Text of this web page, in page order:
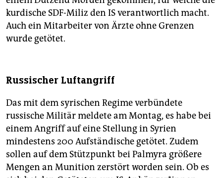
kurdische SDF-Miliz den IS verantwortlich macht.
Auch ein Mitarbeiter von Ärzte ohne Grenzen
wurde getötet.
Russischer Luftangriff
Das mit dem syrischen Regime verbündete
russische Militär meldete am Montag, es habe bei
einem Angriff auf eine Stellung in Syrien
mindestens 200 Aufständische getötet. Zudem
sollen auf dem Stützpunkt bei Palmyra größere
Mengen an Munition zerstört worden sein. Ob es